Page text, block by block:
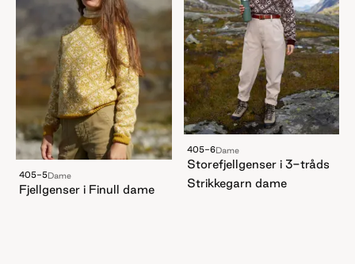
405-5Dame
Fjellgenser i Finull dame
405-6Dame
Storefjellgenser i 3-tråds
Strikkegarn dame